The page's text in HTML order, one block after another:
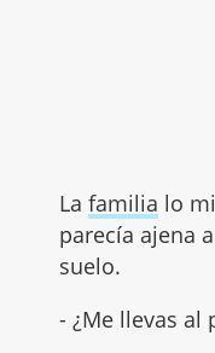
Lafamilia lo
parecía ajena
suelo.
- ¿Me llevas al